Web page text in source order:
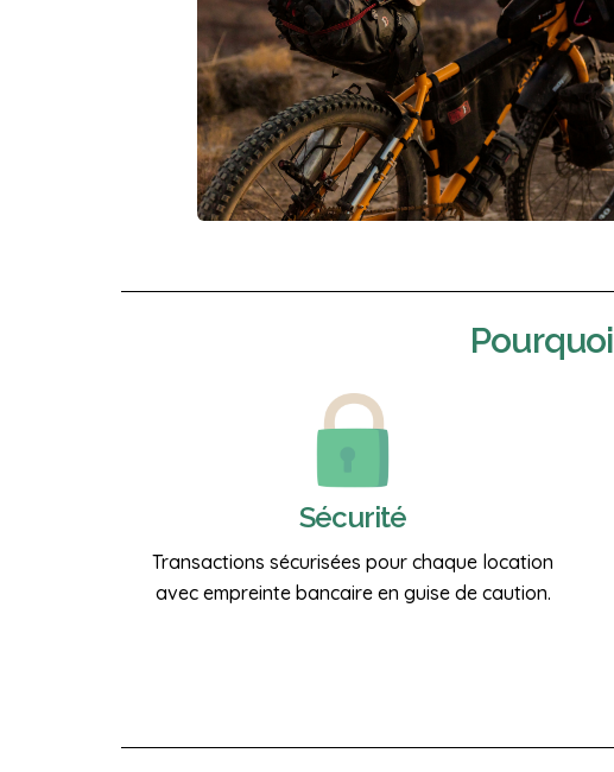
Pourquoi
Sécurité
Transactions sécurisées pour chaque location
avec empreinte bancaire en guise de caution.